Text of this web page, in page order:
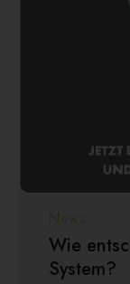
News
Wie
System?